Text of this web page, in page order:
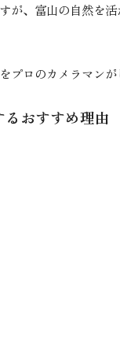
が、富山の自然を
プロのカメラマンが
おすすめ理由